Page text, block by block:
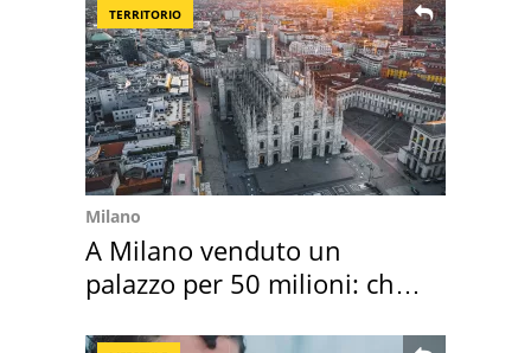
TERRITORIO
Milano
A Milano venduto un
palazzo per 50 milioni: chi